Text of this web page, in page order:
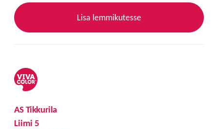
Lisa lemmikutesse
AS Tikkurila
Liimi 5